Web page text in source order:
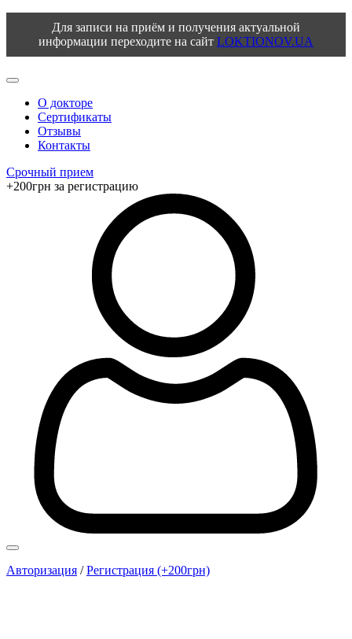
Для записи на приём и получения актуальной
информации переходите на сайт LOKTIONOV.UA
О докторе
Сертификаты
Отзывы
Контакты
Срочный прием
+200грн за регистрацию
Авторизация /Регистрация (+200грн)